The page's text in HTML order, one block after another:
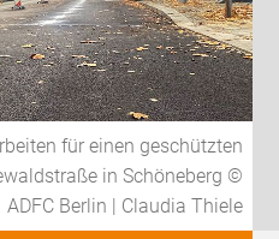
für einen geschützten
in Schöneberg ©
ADFC Berlin | Claudia Thiele